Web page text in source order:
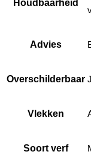
Houdbaarheid
Advies
Overschilderbaar
Vlekken
Soort verf